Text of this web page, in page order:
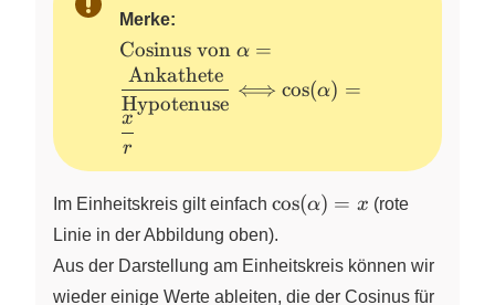
Merke:
\text{Cosinus
von}~\alpha =
\dfrac{\text{Ankathete}}
{\text{Hypotenuse}}
\Longleftrightarrow
\cos(\alpha) = \dfrac{x}
{r}
Cosinus von α =
Hypotenuse
Ankathete
⟺ cos(α) =
r
x
Im Einheitskreis gilt einfach \cos(\alpha)
= x
cos(α) = x (rote
Linie in der Abbildung oben).
Aus der Darstellung am Einheitskreis können wir
wieder einige Werte ableiten, die der Cosinus für